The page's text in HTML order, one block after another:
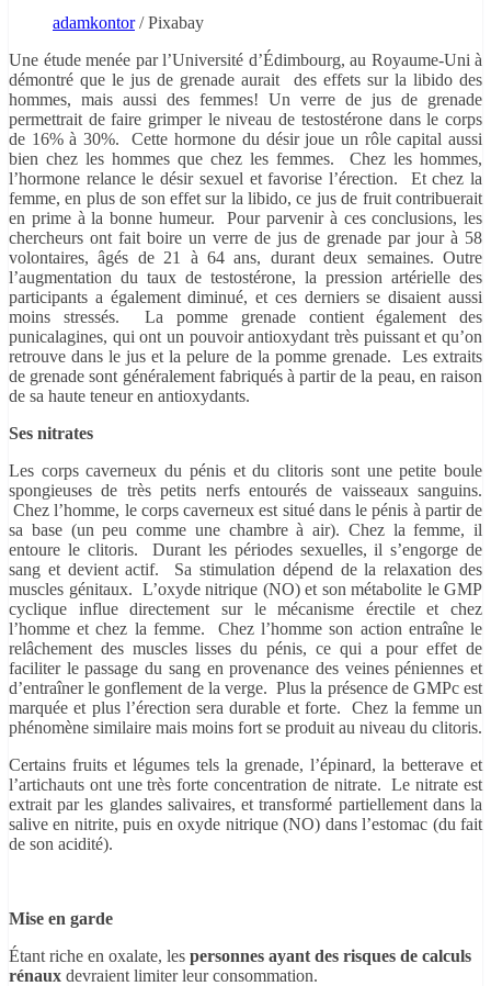
adamkontor/ Pixabay
Une étude menée par l’Université d’Édimbourg, au Royaume-Uni à
démontré que le jus de grenade aurait des effets sur la libido des
hommes, mais aussi des femmes! Un verre de jus de grenade
permettrait de faire grimper le niveau de testostérone dans le corps
de 16% à 30%. Cette hormone du désir joue un rôle capital aussi
bien chez les hommes que chez les femmes. Chez les hommes,
l’hormone relance le désir sexuel et favorise l’érection. Et chez la
femme, en plus de son effet sur la libido, ce jus de fruit contribuerait
en prime à la bonne humeur. Pour parvenir à ces conclusions, les
chercheurs ont fait boire un verre de jus de grenade par jour à 58
volontaires, âgés de 21 à 64 ans, durant deux semaines. Outre
l’augmentation du taux de testostérone, la pression artérielle des
participants a également diminué, et ces derniers se disaient aussi
moins stressés. La pomme grenade contient également des
punicalagines, qui ont un pouvoir antioxydant très puissant et qu’on
retrouve dans le jus et la pelure de la pomme grenade. Les extraits
de grenade sont généralement fabriqués à partir de la peau, en raison
de sa haute teneur en antioxydants.
Ses nitrates
Les corps caverneux du pénis et du clitoris sont une petite boule
spongieuses de très petits nerfs entourés de vaisseaux sanguins.
Chez l’homme, le corps caverneux est situé dans le pénis à partir de
sa base (un peu comme une chambre à air). Chez la femme, il
entoure le clitoris. Durant les périodes sexuelles, il s’engorge de
sang et devient actif. Sa stimulation dépend de la relaxation des
muscles génitaux. L’oxyde nitrique (NO) et son métabolite le GMP
cyclique influe directement sur le mécanisme érectile et chez
l’homme et chez la femme. Chez l’homme son action entraîne le
relâchement des muscles lisses du pénis, ce qui a pour effet de
faciliter le passage du sang en provenance des veines péniennes et
d’entraîner le gonflement de la verge. Plus la présence de GMPc est
marquée et plus l’érection sera durable et forte. Chez la femme un
phénomène similaire mais moins fort se produit au niveau du clitoris.
Certains fruits et légumes tels la grenade, l’épinard, la betterave et
l’artichauts ont une très forte concentration de nitrate. Le nitrate est
extrait par les glandes salivaires, et transformé partiellement dans la
salive en nitrite, puis en oxyde nitrique (NO) dans l’estomac (du fait
de son acidité).
Mise en garde
Étant riche en oxalate, les personnes ayant des risques de calculs
rénaux devraient limiter leur consommation.